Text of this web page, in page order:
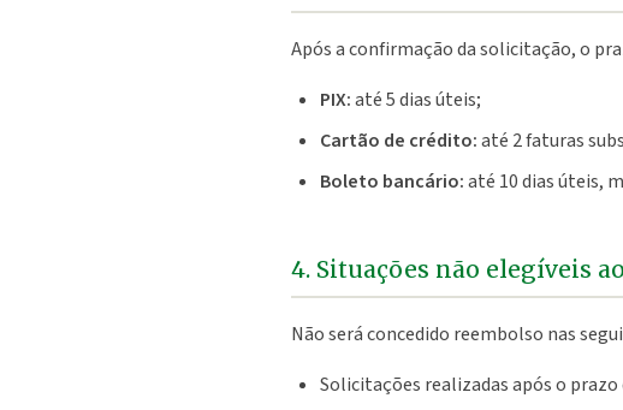
Após a confirmação da solicitação, o
PIX:até 5 dias úteis;
Cartão de crédito:até 2 faturas
Boleto bancário:até 10 dias úteis,
4. Situações não elegíveis
Não será concedido reembolso nas
Solicitações realizadas após o